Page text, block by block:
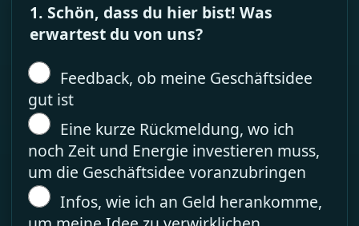
1. Schön, dass du hier bist! Was
erwartest du von uns?
Feedback, ob meine Geschäftsidee
gut ist
Eine kurze Rückmeldung, wo ich
noch Zeit und Energie investieren muss,
um die Geschäftsidee voranzubringen
Infos, wie ich an Geld herankomme,